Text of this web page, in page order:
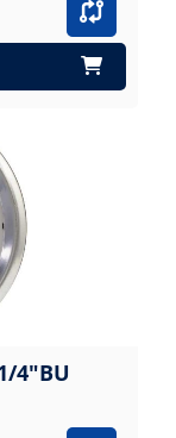
4"BU